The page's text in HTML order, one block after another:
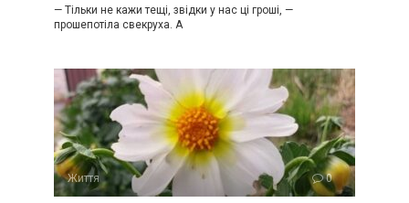
— Тільки не кажи тещі, звідки у нас ці гроші, —
прошепотіла свекруха. А
Життя 0